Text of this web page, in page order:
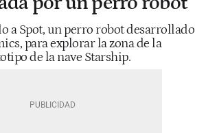
a Spot, un perro robot desarrollado
para explorar la zona de la
de la nave Starship.